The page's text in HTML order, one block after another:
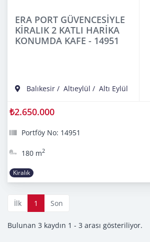
ERA PORT GÜVENCESİYLE
KİRALIK 2 KATLI HARİKA
KONUMDA KAFE - 14951
Balıkesir / Altıeylül / Altı Eylül
₺2.650.000
Portföy No: 14951
180 m2
Kiralık
İlk 1 Son
Bulunan 3 kaydın 1 - 3 arası gösteriliyor.